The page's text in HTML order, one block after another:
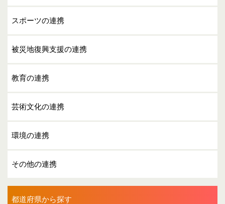
スポーツの連携
被災地復興支援の連携
教育の連携
芸術文化の連携
環境の連携
その他の連携
都道府県から探す